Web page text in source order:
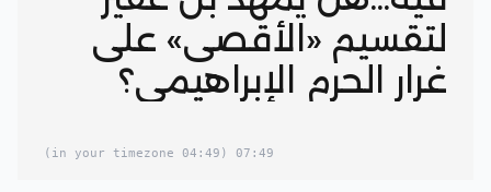
لتقسيم «الأقصى» على
غرار الحرم الإبراهيمي؟
07:49
(04:49 in your timezone)